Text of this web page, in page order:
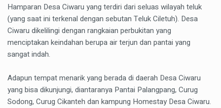
Hamparan Desa Ciwaru yang terdiri dari seluas wilayah teluk
(yang saat ini terkenal dengan sebutan Teluk Ciletuh). Desa
Ciwaru dikelilingi dengan rangkaian perbukitan yang
menciptakan keindahan berupa air terjun dan pantai yang
sangat indah.
Adapun tempat menarik yang berada di daerah Desa Ciwaru
yang bisa dikunjungi, diantaranya Pantai Palangpang, Curug
Sodong, Curug Cikanteh dan kampung Homestay Desa Ciwaru.